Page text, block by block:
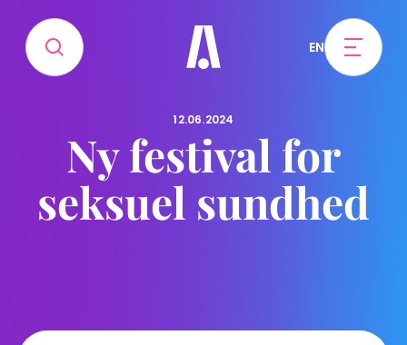
EN
12.06.2024
Ny festival for
seksuel sundhed